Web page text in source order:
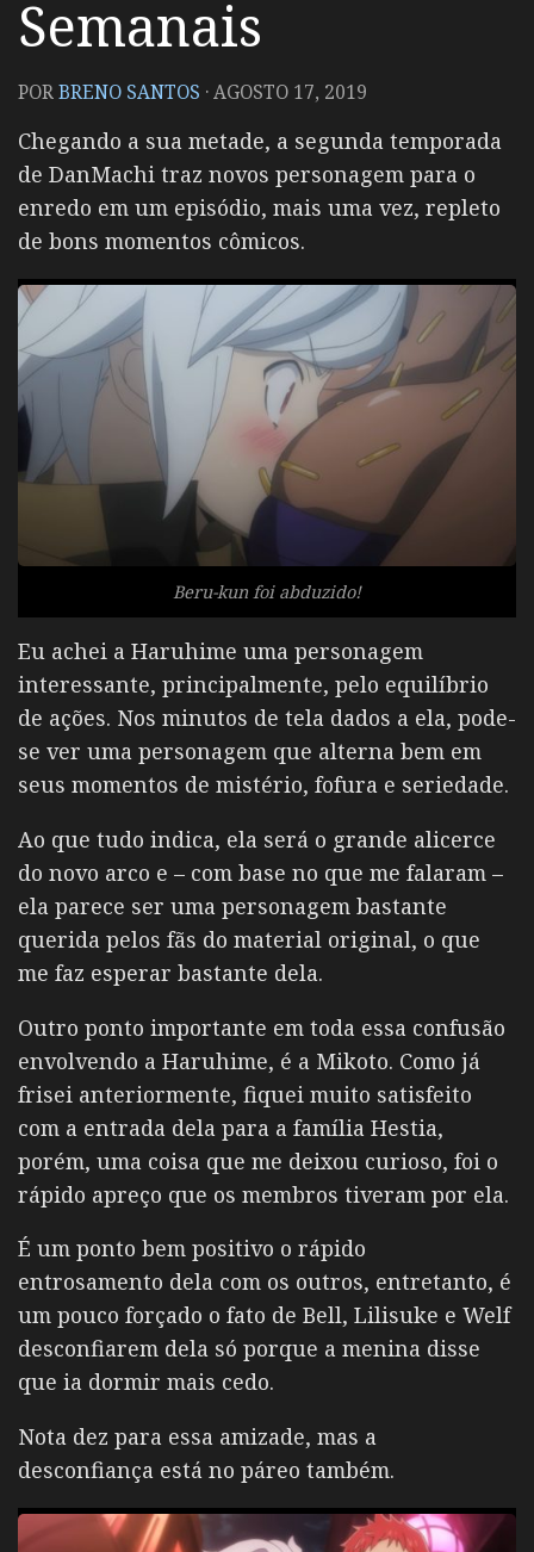
Semanais
PORBRENO SANTOS ·AGOSTO 17, 2019
Chegando a sua metade, a segunda temporada
de DanMachi traz novos personagem para o
enredo em um episódio, mais uma vez, repleto
de bons momentos cômicos.
Beru-kun foi abduzido!
Eu achei a Haruhime uma personagem
interessante, principalmente, pelo equilíbrio
de ações. Nos minutos de tela dados a ela, pode-
se ver uma personagem que alterna bem em
seus momentos de mistério, fofura e seriedade.
Ao que tudo indica, ela será o grande alicerce
do novo arco e – com base no que me falaram –
ela parece ser uma personagem bastante
querida pelos fãs do material original, o que
me faz esperar bastante dela.
Outro ponto importante em toda essa confusão
envolvendo a Haruhime, é a Mikoto. Como já
frisei anteriormente, fiquei muito satisfeito
com a entrada dela para a família Hestia,
porém, uma coisa que me deixou curioso, foi o
rápido apreço que os membros tiveram por ela.
É um ponto bem positivo o rápido
entrosamento dela com os outros, entretanto, é
um pouco forçado o fato de Bell, Lilisuke e Welf
desconfiarem dela só porque a menina disse
que ia dormir mais cedo.
Nota dez para essa amizade, mas a
desconfiança está no páreo também.